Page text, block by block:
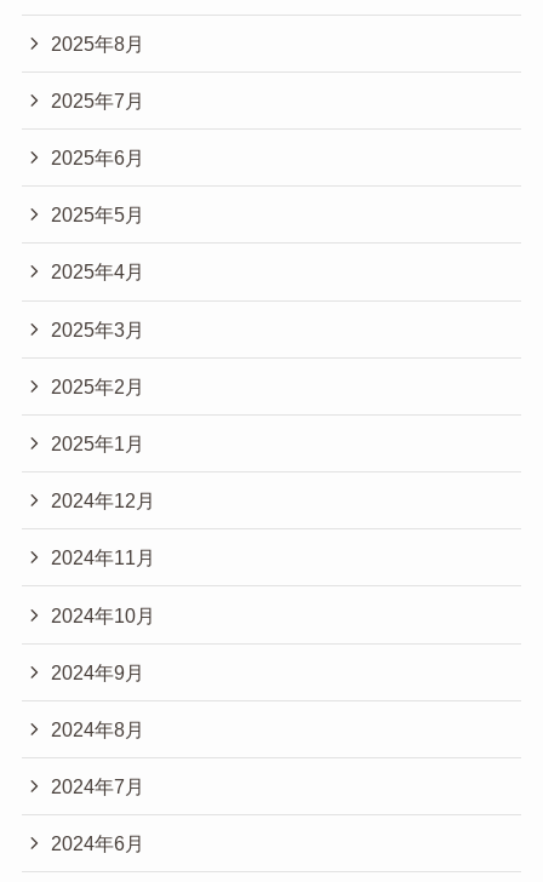
2025年8月
2025年7月
2025年6月
2025年5月
2025年4月
2025年3月
2025年2月
2025年1月
2024年12月
2024年11月
2024年10月
2024年9月
2024年8月
2024年7月
2024年6月